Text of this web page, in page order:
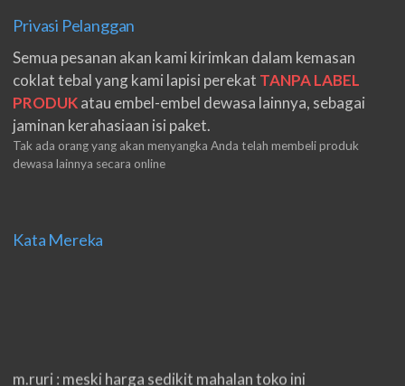
Privasi Pelanggan
Semua pesanan akan kami kirimkan dalam kemasan
coklat tebal yang kami lapisi perekat TANPA LABEL
PRODUKatau embel-embel dewasa lainnya, sebagai
jaminan kerahasiaan isi paket.
Tak ada orang yang akan menyangka Anda telah membeli produk
dewasa lainnya secara online
Kata Mereka
m.ruri : meski harga sedikit mahalan toko ini